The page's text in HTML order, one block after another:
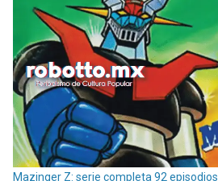
Mazinger Z: serie completa 92 episodios.